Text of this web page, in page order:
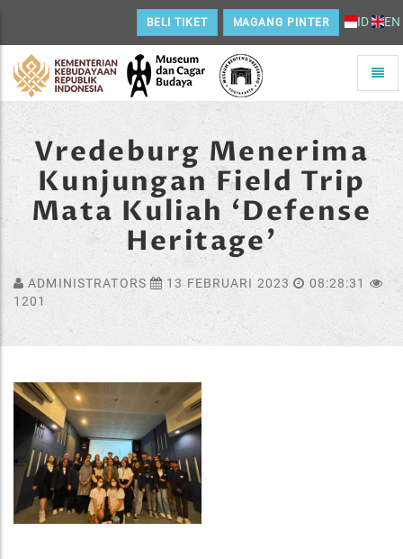
BELI TIKET MAGANG PINTER ID EN
Home
Toggle
Vredeburg Menerima
Kunjungan Field Trip
Mata Kuliah ‘Defense
Heritage’
ADMINISTRATORS 13 FEBRUARI 2023
08:28:31
1201